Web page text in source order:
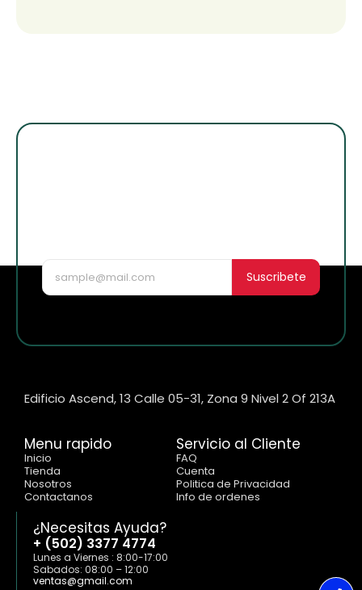
Suscribete
Edificio Ascend, 13 Calle 05-31, Zona 9 Nivel 2 Of 213A
Menu rapido
Inicio
Tienda
Nosotros
Contactanos
Servicio al Cliente
FAQ
Cuenta
Politica de Privacidad
Info de ordenes
¿Necesitas Ayuda?
+ (502) 3377 4774
Lunes a Viernes : 8:00-17:00
Sabados: 08:00 – 12:00
ventas@gmail.com